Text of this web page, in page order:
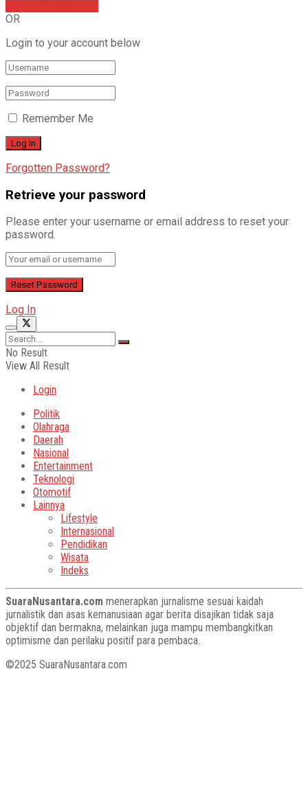
OR
Login to your account below
Remember Me
Forgotten Password?
Retrieve your password
Please enter your username or email address to reset your
password.
Log In
No Result
View All Result
Login
Politik
Olahraga
Daerah
Nasional
Entertainment
Teknologi
Otomotif
Lainnya
Lifestyle
Internasional
Pendidikan
Wisata
Indeks
SuaraNusantara.com menerapkan jurnalisme sesuai kaidah
jurnalistik dan asas kemanusiaan agar berita disajikan tidak saja
objektif dan bermakna, melainkan juga mampu membangkitkan
optimisme dan perilaku positif para pembaca.
©2025 SuaraNusantara.com